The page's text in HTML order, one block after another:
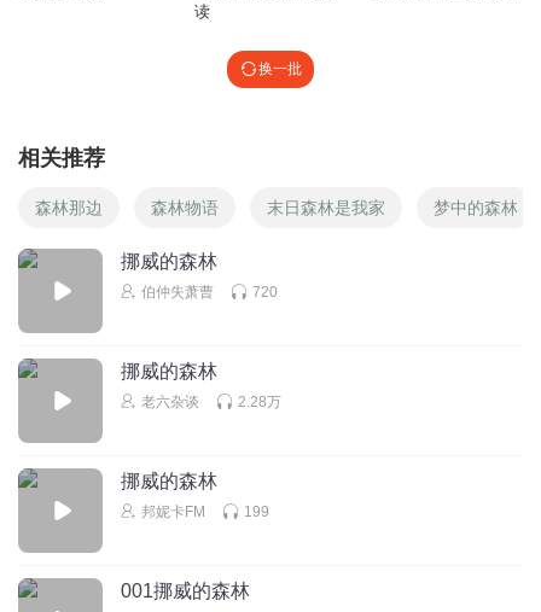
读
换一批
相关推荐
森林那边 森林物语 末日森林是我家 梦中的森林
挪威的森林
伯仲失萧曹 720
挪威的森林
老六杂谈 2.28万
挪威的森林
邦妮卡FM 199
001挪威的森林